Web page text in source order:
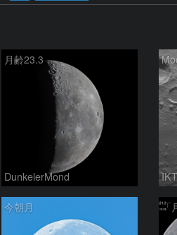
月齢23.3
DunkelerMond
今朝月 「